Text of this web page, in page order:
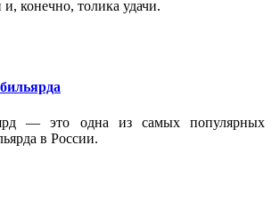
и, конечно, толика удачи.
— это одна из самых популярных
в России.